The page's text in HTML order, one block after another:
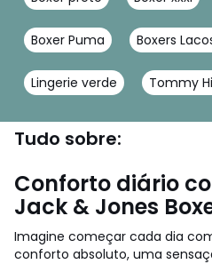
Boxer Puma Boxers
Lingerie verde Tommy
Tudo sobre:
Conforto diário
Jack & Jones
Imagine começar cada dia
conforto absoluto, uma